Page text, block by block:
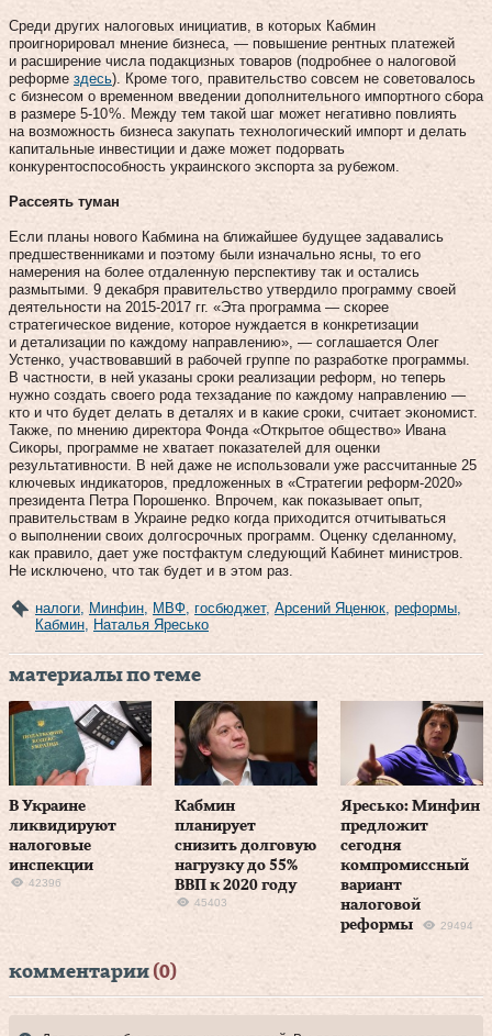
Среди других налоговых инициатив, в которых Кабмин
проигнорировал мнение бизнеса, — повышение рентных платежей
и расширение числа подакцизных товаров (подробнее о налоговой
реформе здесь). Кроме того, правительство совсем не советовалось
с бизнесом о временном введении дополнительного импортного сбора
в размере 5‑10 %. Между тем такой шаг может негативно повлиять
на возможность бизнеса закупать технологический импорт и делать
капитальные инвестиции и даже может подорвать
конкурентоспособность украинского экспорта за рубежом.
Рассеять туман
Если планы нового Кабмина на ближайшее будущее задавались
предшественниками и поэтому были изначально ясны, то его
намерения на более отдаленную перспективу так и остались
размытыми. 9 декабря правительство утвердило программу своей
деятельности на 2015‑2017 гг. «Эта программа — скорее
стратегическое видение, которое нуждается в конкретизации
и детализации по каждому направлению», — соглашается Олег
Устенко, участвовавший в рабочей группе по разработке программы.
В частности, в ней указаны сроки реализации реформ, но теперь
нужно создать своего рода техзадание по каждому направлению —
кто и что будет делать в деталях и в какие сроки, считает экономист.
Также, по мнению директора Фонда «Открытое общество» Ивана
Сикоры, программе не хватает показателей для оценки
результативности. В ней даже не использовали уже рассчитанные 25
ключевых индикаторов, предложенных в «Стратегии реформ-2020»
президента Петра Порошенко. Впрочем, как показывает опыт,
правительствам в Украине редко когда приходится отчитываться
о выполнении своих долгосрочных программ. Оценку сделанному,
как правило, дает уже постфактум следующий Кабинет министров.
Не исключено, что так будет и в этом раз.
налоги ,Минфин МВФ госбюджет, Арсений Яценюк реформы
Кабмин
Наталья Яресько
материалы по теме
В Украине
ликвидируют
налоговые
инспекции
42396
Кабмин
планирует
снизить долговую
нагрузку до 55%
ВВП к 2020 году
45403
Яресько: Минфин
предложит
сегодня
компромиссный
вариант
налоговой
реформы
29494
комментарии (0)